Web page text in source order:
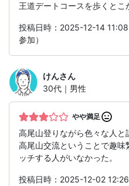
王道デートコースを歩くとこ
投稿日時：2025-12-14
参加）
けんさん
30代｜男性
やや満足
高尾山登りながら色々な人と
高尾山交流ということで趣
ッチする人がいなかった。
投稿日時：2025-12-02